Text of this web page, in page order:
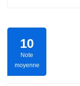
10
Note
moyenne